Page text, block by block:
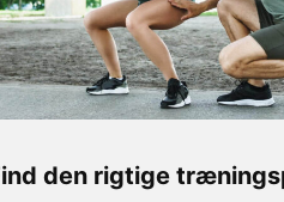
den rigtige